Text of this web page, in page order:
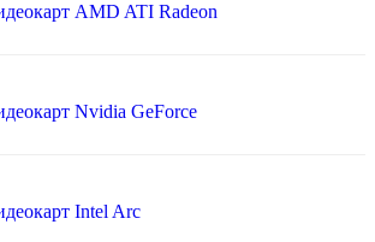
AMD ATI Radeon
Nvidia GeForce
Intel Arc